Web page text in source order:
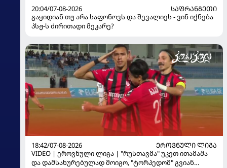
20:04/07-08-2026
ᲡᲐᲤᲠᲐᲜᲒᲔᲗᲘ
გაყიდიან თუ არა საფონოვს და შევალიეს - ვინ იქნება
პსჟ-ს ძირითადი მეკარე?
18:42/07-08-2026
ᲔᲠᲝᲕᲜᲣᲚᲘ ᲚᲘᲒᲐ
VIDEO | ეროვნული ლიგა | "რუსთავმა" უკეთ ითამაშა
და დამსახურებულად მოიგო, "ტორპედომ" გვიან